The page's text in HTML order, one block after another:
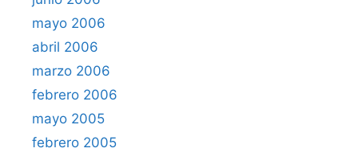
mayo 2006
abril 2006
marzo 2006
febrero 2006
mayo 2005
febrero 2005